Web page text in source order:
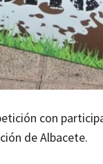
con
de Albacete.